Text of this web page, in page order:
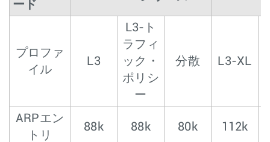
ード
プロファ
イル
L3
L3-ト
ラフィ
ック・
ポリシ
ー
分散 L3-XL
ARPエン
トリ
88k 88k 80k 112k